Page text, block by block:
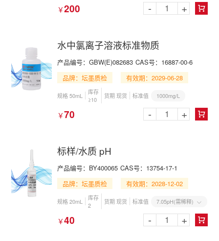
￥200 
- +
水中氯离子溶液标准物质
产品编号：GBW(E)082683 CAS号：16887-00-6
品牌：坛墨质检
有效期：2029-06-28
规格 50mL
库存
≥10
货期 现货 标准值 1000mg/L
￥70 
- +
标样/水质 pH
产品编号：BY400065 CAS号：13754-17-1
品牌：坛墨质检
有效期：2028-12-02
规格 20mL
库存
2
货期 现货 标准值 7.05pH(需稀释) 
￥40 
- +